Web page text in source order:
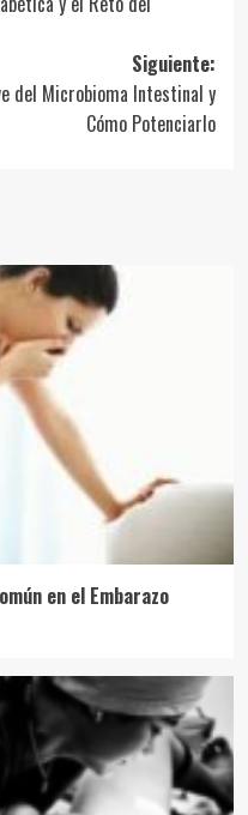
Siguiente:
del Microbioma Intestinal y
Cómo Potenciarlo
en el Embarazo